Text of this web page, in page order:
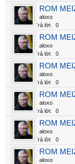
ROM
aloxo
Trả lời:
0
ROM
aloxo
Trả lời:
0
ROM
aloxo
Trả lời:
0
ROM
aloxo
Trả lời:
0
ROM
aloxo
Trả lời:
0
ROM
aloxo